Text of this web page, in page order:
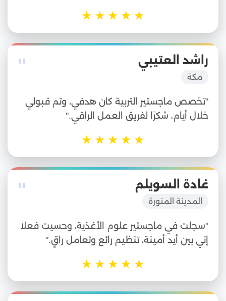
★
★
★
★
★
" راشد العتيبي
مكة
"تخصص ماجستير التربية كان هدفي، وتم قبولي
خلال أيام، شكرًا لفريق العمل الراقي."
★
★
★
★
★
" غادة السويلم
المدينة المنورة
"سجلت في ماجستير علوم الأغذية، وحسيت فعلاً
إني بين أيد أمينة، تنظيم رائع وتعامل راقٍ."
★
★
★
★
★